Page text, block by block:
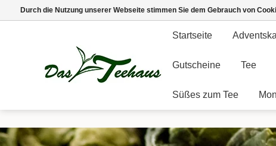
Startseite
Gutscheine Tee
Süßes zum Tee
Durch die Nutzung unserer Webseite stimmen Sie dem Gebrauch von